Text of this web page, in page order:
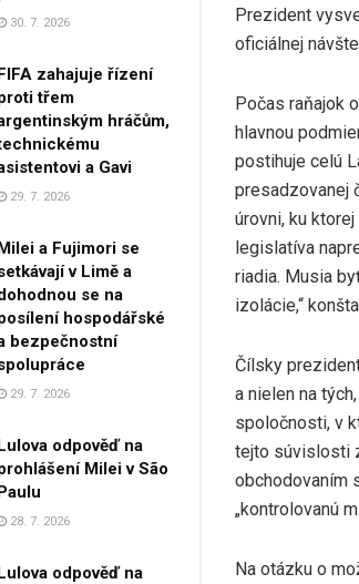
30. 7. 2026
zahajuje řízení
třem
hráčům,
a Gavi
29. 7. 2026
a Fujimori se
v Limě a
se na
hospodářské
bezpečnostní
29. 7. 2026
odpověď na
Milei v São
28. 7. 2026
odpověď na
Prezident
oficiálnej
Počas raňajok
hlavnou
postihuje celú
presadzovanej
úrovni, ku
legislatíva
riadia. Musia
izolácie,“
Čílsky
a nielen na
spoločnosti, v
tejto súvislosti
obchodovaním
„kontrolovanú
Na otázku o